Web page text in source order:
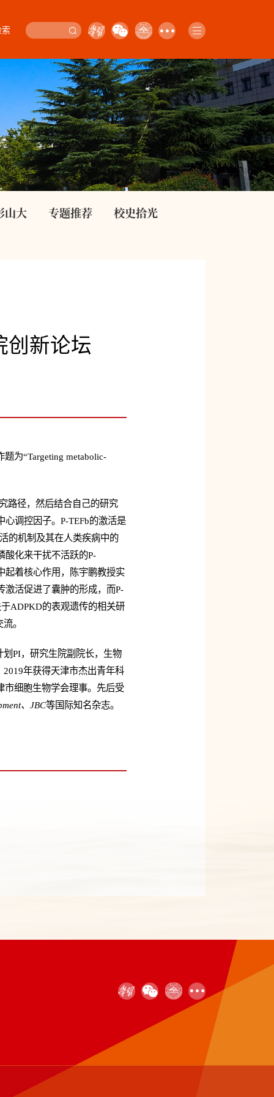
索
山大 专题推荐 校史拾光
创新论坛
为“Targeting metabolic-
路径，然后结合自己的研究
心调控因子。P-TEFb的激活是
的机制及其在人类疾病中的
酸化来干扰不活跃的P-
起着核心作用，陈宇鹏教授实
激活促进了囊肿的形成，而P-
ADPKD的表观遗传的相关研
。
PI，研究生院副院长，生物
年获得天津市杰出青年科
市细胞生物学会理事。先后受
、JBC等国际知名杂志。